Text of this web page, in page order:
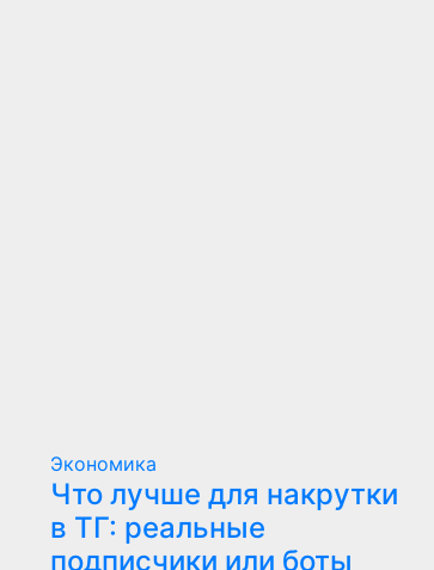
Экономика
Что лучше для накрутки
в ТГ: реальные
подписчики или боты